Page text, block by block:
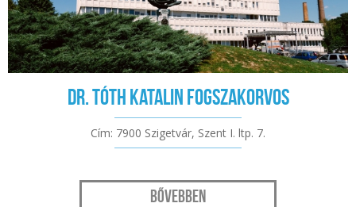
Dr. Tóth Katalin fogszakorvos
Cím: 7900 Szigetvár, Szent I. ltp. 7.
Bővebben